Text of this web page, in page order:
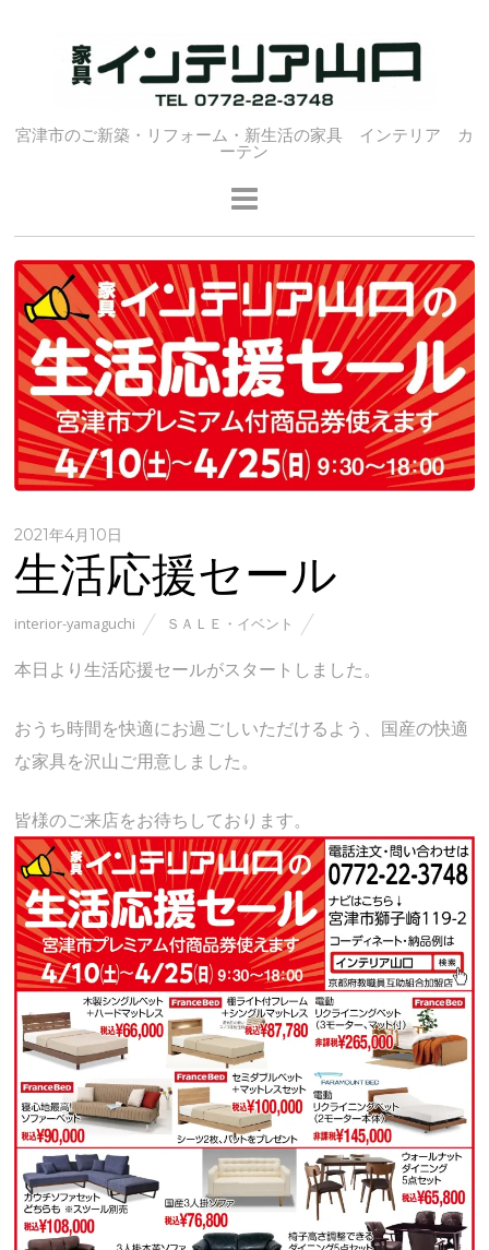
宮津市のご新築・リフォーム・新生活の家具 インテリア カ
ーテン
2021年4月10日
生活応援セール
interior-yamaguchi ＳＡＬＥ・イベント
本日より生活応援セールがスタートしました。
おうち時間を快適にお過ごしいただけるよう、国産の快適
な家具を沢山ご用意しました。
皆様のご来店をお待ちしております。